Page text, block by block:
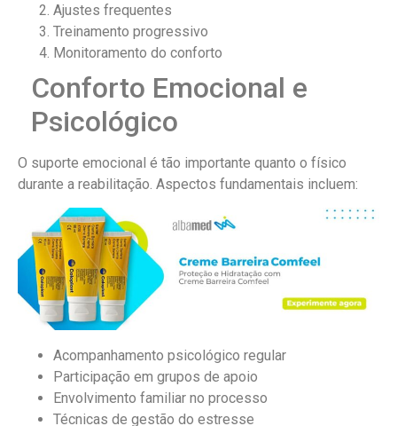
Ajustes frequentes
Treinamento progressivo
Monitoramento do conforto
Conforto Emocional e
Psicológico
O suporte emocional é tão importante quanto o físico
durante a reabilitação. Aspectos fundamentais incluem:
Acompanhamento psicológico regular
Participação em grupos de apoio
Envolvimento familiar no processo
Técnicas de gestão do estresse